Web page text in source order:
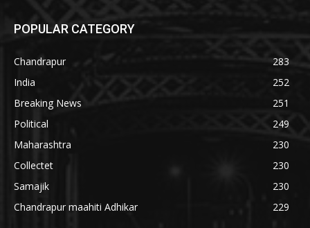
POPULAR CATEGORY
Chandrapur
283
India
252
Breaking News
251
Political
249
Maharashtra
230
Collectet
230
Samajik
230
Chandrapur maahiti Adhikar
229